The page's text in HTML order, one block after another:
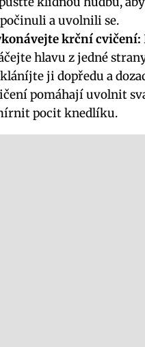
a⁣ uvolnili se.
krční cvičení:
hlavu z jedné‌
ji dopředu a
pomáhají uvolnit
pocit knedlíku.